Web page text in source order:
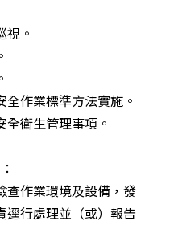
視。
作業標準方法實施。
衛生管理事項。
查作業環境及設備，發
逕行處理並（或）報告